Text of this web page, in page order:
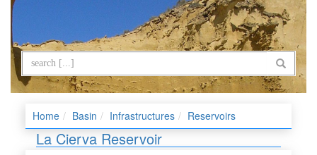
Home Basin Infrastructures Reservoirs
La Cierva Reservoir